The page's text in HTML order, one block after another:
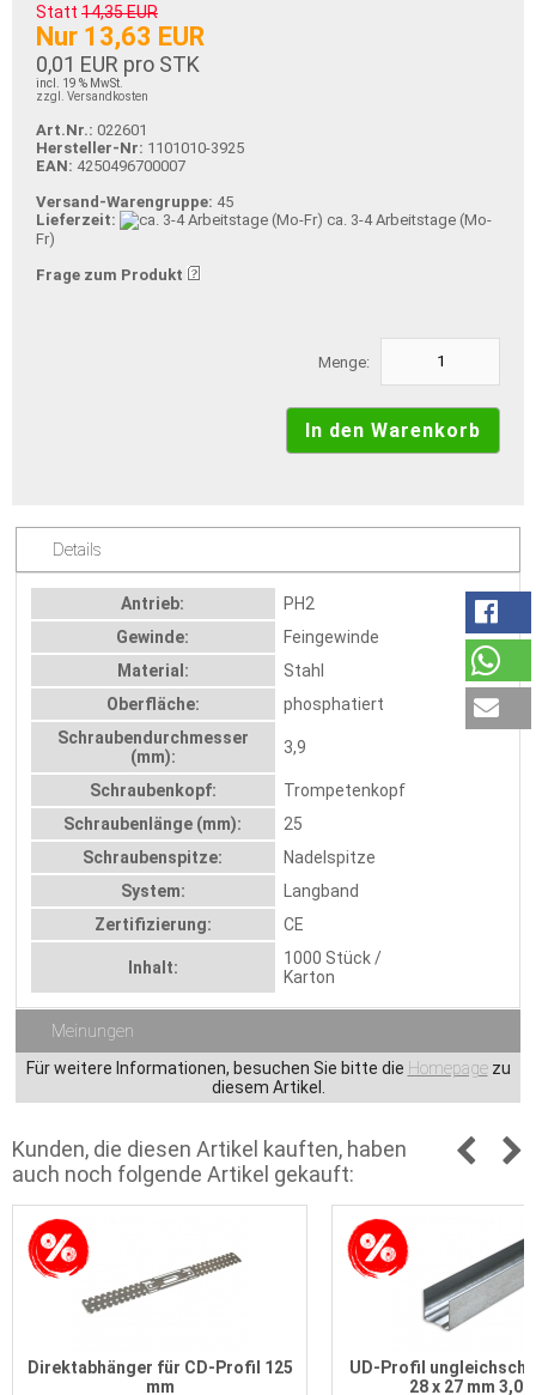
Statt 14,35 EUR
Nur 13,63 EUR
0,01 EUR pro STK
incl. 19 % MwSt.
zzgl. Versandkosten
Art.Nr.: 022601
Hersteller-Nr: 1101010-3925
EAN: 4250496700007
Versand-Warengruppe: 45
Lieferzeit:
ca. 3-4 Arbeitstage (Mo-
Fr)
Frage zum Produkt
Menge:
Details
Antrieb:
PH2
Gewinde:
Feingewinde
Material:
Stahl
Oberfläche:
phosphatiert
Schraubendurchmesser
(mm):
3,9
Schraubenkopf:
Trompetenkopf
Schraubenlänge (mm):
25
Schraubenspitze:
Nadelspitze
System:
Langband
Zertifizierung:
CE
Inhalt:
1000 Stück /
Karton
Meinungen
Für weitere Informationen, besuchen Sie bitte die Homepagezu
diesem Artikel.
Kunden, die diesen Artikel kauften, haben
auch noch folgende Artikel gekauft:
Direktabhänger für CD-Profil 125
mm
UD-Profil
28 x 27 mm 3,00